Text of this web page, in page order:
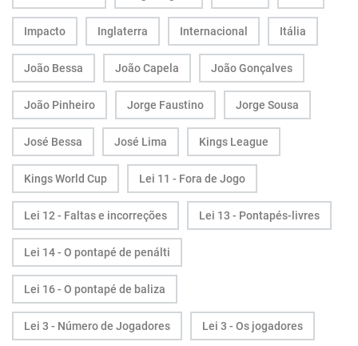
Impacto Inglaterra Internacional Itália
João Bessa João Capela João Gonçalves
João Pinheiro Jorge Faustino Jorge Sousa
José Bessa José Lima Kings League
Kings World Cup Lei 11 - Fora de Jogo
Lei 12 - Faltas e incorreções Lei 13 - Pontapés-livres
Lei 14 - O pontapé de penálti
Lei 16 - O pontapé de baliza
Lei 3 - Número de Jogadores Lei 3 - Os jogadores